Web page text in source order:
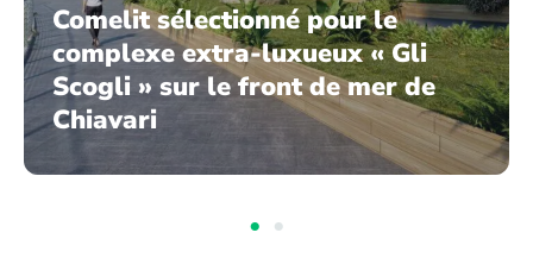
Comelit sélectionné pour le
complexe extra-luxueux « Gli
Scogli » sur le front de mer de
Chiavari